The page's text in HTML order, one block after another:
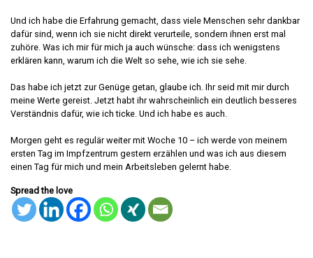
Und ich habe die Erfahrung gemacht, dass viele Menschen sehr dankbar
dafür sind, wenn ich sie nicht direkt verurteile, sondern ihnen erst mal
zuhöre. Was ich mir für mich ja auch wünsche: dass ich wenigstens
erklären kann, warum ich die Welt so sehe, wie ich sie sehe.
Das habe ich jetzt zur Genüge getan, glaube ich. Ihr seid mit mir durch
meine Werte gereist. Jetzt habt ihr wahrscheinlich ein deutlich besseres
Verständnis dafür, wie ich ticke. Und ich habe es auch.
Morgen geht es regulär weiter mit Woche 10 – ich werde von meinem
ersten Tag im Impfzentrum gestern erzählen und was ich aus diesem
einen Tag für mich und mein Arbeitsleben gelernt habe.
Spread the love